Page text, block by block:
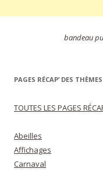
bandeau
PAGES RÉCAP’ DES
TOUTES LES PAGES
Abeilles
Affichages
Carnaval